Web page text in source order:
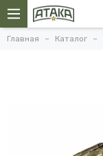
Главная Каталог